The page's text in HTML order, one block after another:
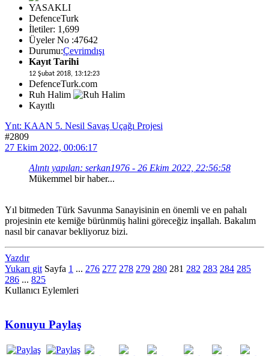
YASAKLI
DefenceTurk
İletiler: 1,699
Üyeler No :47642
Durumu:Çevrimdışı
Kayıt Tarihi
12 Şubat 2018, 13:12:23
DefenceTurk.com
Ruh Halim
Kayıtlı
Ynt: KAAN 5. Nesil Savaş Uçağı Projesi
#2809
27 Ekim 2022, 00:06:17
Alıntı yapılan: serkan1976 - 26 Ekim 2022, 22:56:58
Mükemmel bir haber...
Yıl bitmeden Türk Savunma Sanayisinin en önemli ve en pahalı
projesinin ete kemiğe bürünmüş halini göreceğiz inşallah. Bakalım
nasıl bir canavar bekliyoruz bizi.
Yazdır
Yukarı git Sayfa 1 ... 276 277 278 279 280 281 282 283 284 285
286 ... 825
Kullanıcı Eylemleri
Konuyu Paylaş